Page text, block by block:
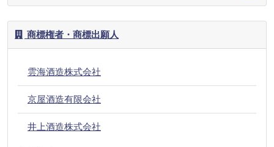
商標権者・商標出願人
雲海酒造株式会社
京屋酒造有限会社
井上酒造株式会社